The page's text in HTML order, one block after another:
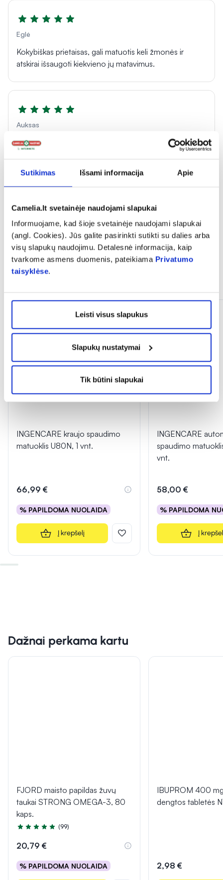
Sutikimas Išsami informacija Apie
Camelia.lt svetainėje naudojami slapukai
Informuojame, kad šioje svetainėje naudojami slapukai
(angl. Cookies). Jūs galite pasirinkti sutikti su dalies arba
visų slapukų naudojimu. Detalesnė informacija, kaip
tvarkome asmens duomenis, pateikiama Privatumo
taisyklėse.
Leisti visus slapukus
Slapukų nustatymai
Tik būtini slapukai
Eglė
Kokybiškas prietaisas, gali matuotis keli žmonės ir
atskirai išsaugoti kiekvieno jų matavimus.
Auksas
Puikus aparatas už prieinamą kainą.
Informaciją apie garantinį aptarnavimą galite rasti čia
INGENCARE kraujo spaudimo
matuoklis U80N, 1 vnt.
66,99 €
% PAPILDOMA NUOLAIDA
Į krepšelį
INGENCARE
spaudimo
vnt.
58,00 €
% PAPILDOMA
Į
Dažnai perkama kartu
FJORD maisto papildas žuvų
taukai STRONG OMEGA-3, 80
kaps.
Įvertinimas 4.9 iš 5
(99)
20,79 €
% PAPILDOMA NUOLAIDA
IBUPROM 400
dengtos tabletės
2,98 €